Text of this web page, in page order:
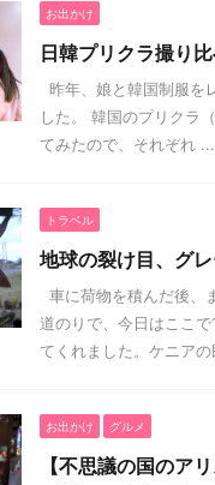
お出かけ
日韓プリクラ撮り
昨年、娘と韓国制服を
した。 韓国のプリクラ
てみたので、それぞれ ...
トラベル
地球の裂け目、グ
車に荷物を積んだ後、
道のりで、今日はここ
てくれました。ケニアの
お出かけ グルメ
【不思議の国のア